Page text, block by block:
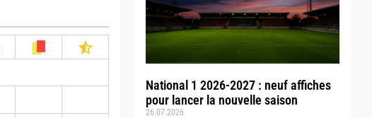
National 1 2026-2027 : neuf affiches
pour lancer la nouvelle saison
26.07.2026